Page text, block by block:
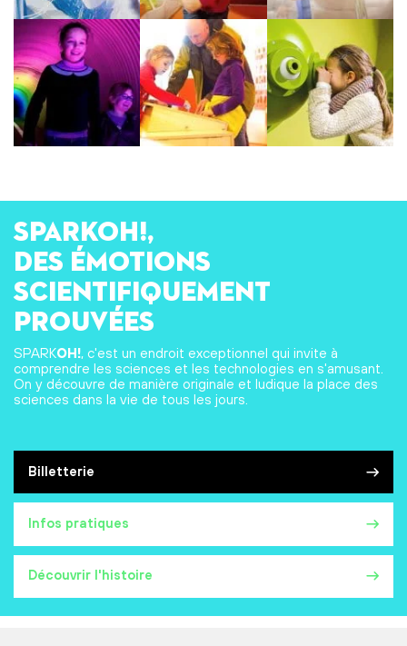
Billetterie
Infos pratiques
Découvrir l'histoire
SPARKOH!,
des émotions
scientifiquement
prouvées
SPARKOH!, c'est un endroit exceptionnel qui invite à
comprendre les sciences et les technologies en s'amusant.
On y découvre de manière originale et ludique la place des
sciences dans la vie de tous les jours.